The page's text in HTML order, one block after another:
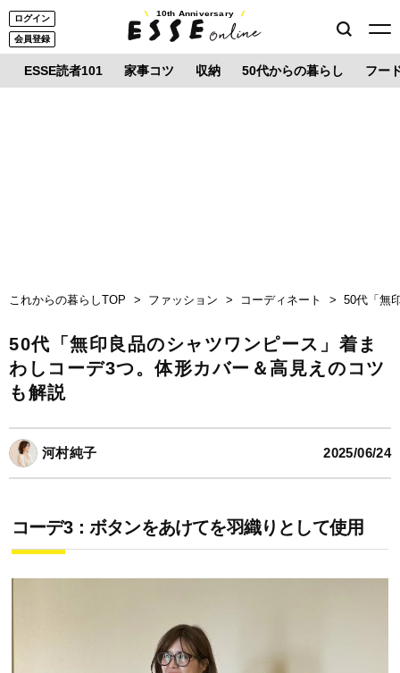
ログイン
会員登録
10th Anniversary
ESSE読者101 家事コツ 収納 50代からの暮らし フー
これからの暮らしTOP ファッション コーディネート 50代「無
50代「無印良品のシャツワンピース」着ま
わしコーデ3つ。体形カバー＆高見えのコツ
も解説
河村純子 2025/06/24
コーデ3：ボタンをあけてを羽織りとして使用